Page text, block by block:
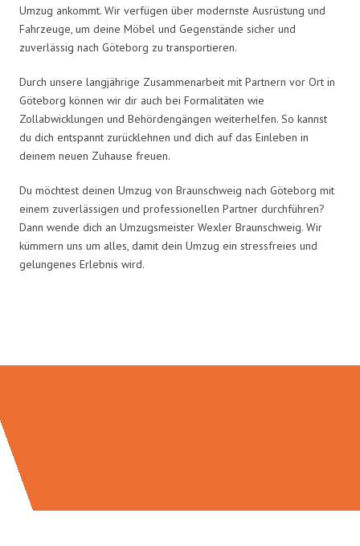
Umzug ankommt. Wir verfügen über modernste Ausrüstung und
Fahrzeuge, um deine Möbel und Gegenstände sicher und
zuverlässig nach Göteborg zu transportieren.
Durch unsere langjährige Zusammenarbeit mit Partnern vor Ort in
Göteborg können wir dir auch bei Formalitäten wie
Zollabwicklungen und Behördengängen weiterhelfen. So kannst
du dich entspannt zurücklehnen und dich auf das Einleben in
deinem neuen Zuhause freuen.
Du möchtest deinen Umzug von Braunschweig nach Göteborg mit
einem zuverlässigen und professionellen Partner durchführen?
Dann wende dich an Umzugsmeister Wexler Braunschweig. Wir
kümmern uns um alles, damit dein Umzug ein stressfreies und
gelungenes Erlebnis wird.